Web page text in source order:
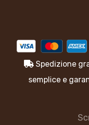
Spedizione
semplice e